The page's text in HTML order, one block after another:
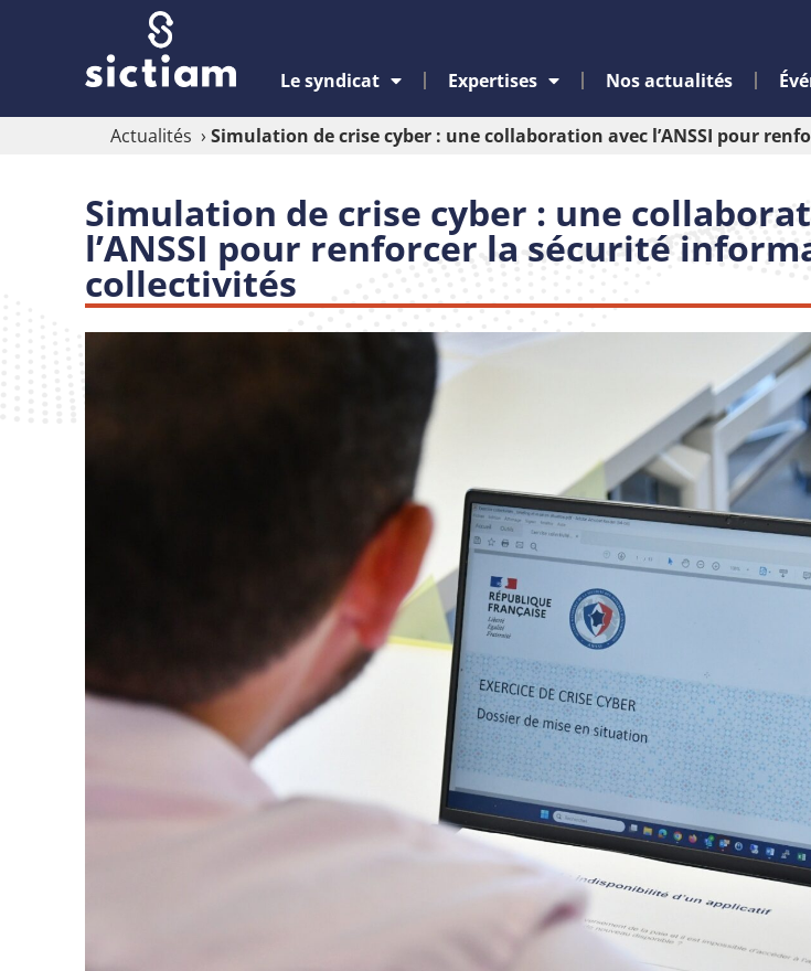
Le syndicat Expertises Nos actualités
Actualités › Simulation de crise cyber : une collaboration avec l’ANSSI pour
Simulation de crise cyber : une
l’ANSSI pour renforcer la sécurité
collectivités